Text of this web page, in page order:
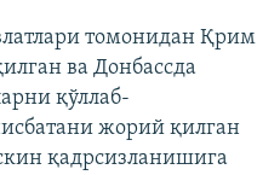
томонидан Қрим
ва Донбассда
қўллаб-
жорий қилган
қадрсизланишига